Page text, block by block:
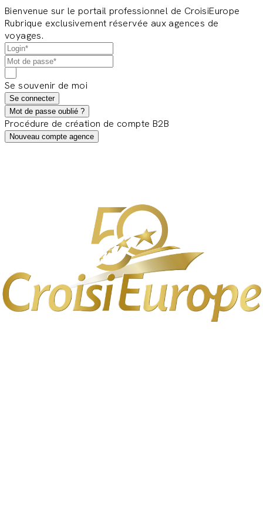
Bienvenue sur le portail professionnel de CroisiEurope
Rubrique exclusivement réservée aux agences de
voyages.
Se souvenir de moi
Se connecter
Mot de passe oublié ?
Procédure de création de compte B2B
Nouveau compte agence